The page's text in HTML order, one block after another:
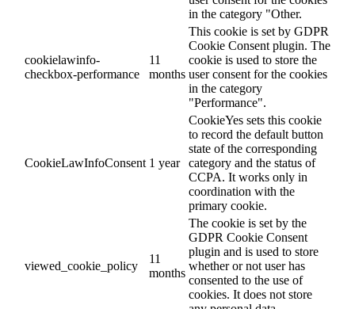
in the category "Other.
cookielawinfo-
checkbox-performance
11
months
This cookie is set by GDPR
Cookie Consent plugin. The
cookie is used to store the
user consent for the cookies
in the category
"Performance".
CookieLawInfoConsent 1 year
CookieYes sets this cookie
to record the default button
state of the corresponding
category and the status of
CCPA. It works only in
coordination with the
primary cookie.
viewed_cookie_policy
11
months
The cookie is set by the
GDPR Cookie Consent
plugin and is used to store
whether or not user has
consented to the use of
cookies. It does not store